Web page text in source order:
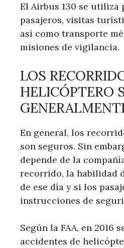
El Airbus 130 se utiliza
pasajeros, visitas
así como transporte
misiones de vigilancia.
LOS
HELICÓPTERO
En general, los
son seguros. Sin
depende de la
recorrido, la habilidad
de ese día y si los
instrucciones de
Según la FAA, en 2016
accidentes de